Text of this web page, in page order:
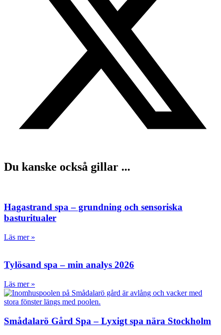
Du kanske också gillar ...
Hagastrand spa – grundning och sensoriska
basturitualer
Läs mer »
Tylösand spa – min analys 2026
Läs mer »
Smådalarö Gård Spa – Lyxigt spa nära Stockholm